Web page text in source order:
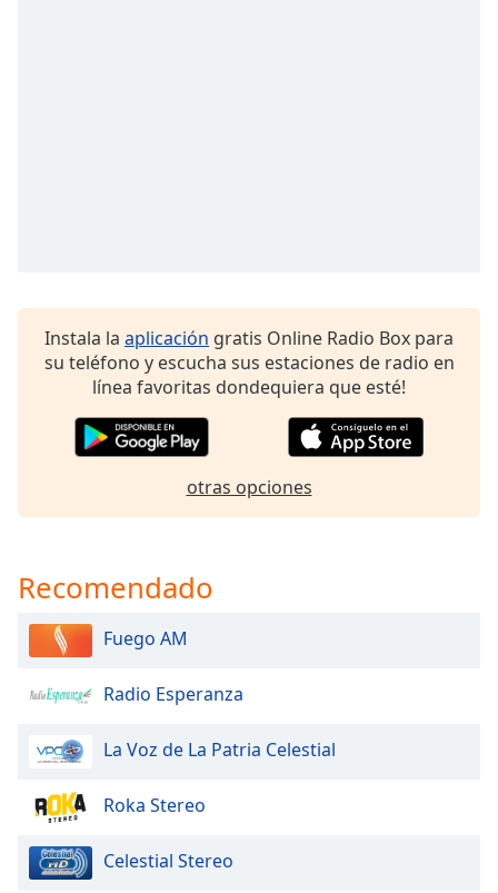
Color
Opacity
Background
Background
Color
Opacity
Font
Instala la aplicación gratis Online Radio Box para
su teléfono y escucha sus estaciones de radio en
línea favoritas dondequiera que esté!
otras opciones
Recomendado
Fuego AM
Radio Esperanza
La Voz de La Patria Celestial
Roka Stereo
Celestial Stereo